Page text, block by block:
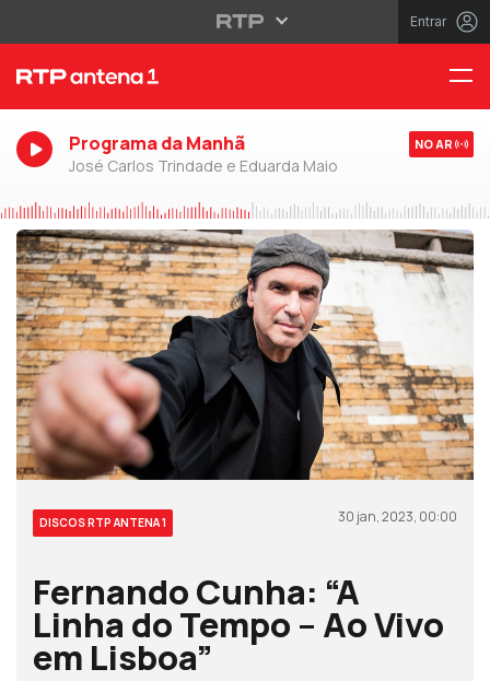
Entrar
Programa da Manhã
José Carlos Trindade e Eduarda Maio
NO AR
DISCOS RTP ANTENA 1 30 jan, 2023, 00:00
Fernando Cunha: “A
Linha do Tempo – Ao Vivo
em Lisboa”